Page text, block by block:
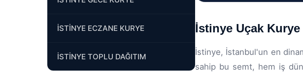
İSTİNYE ECZANE KURYE
İSTİNYE TOPLU DAĞITIM
İstinye Uçak
İstinye, İstanbul'un en
sahip bu semt, hem iş